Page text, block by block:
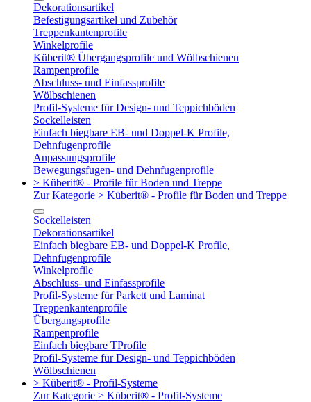
Dekorationsartikel
Befestigungsartikel und Zubehör
Treppenkantenprofile
Winkelprofile
Küberit® Übergangsprofile und Wölbschienen
Rampenprofile
Abschluss- und Einfassprofile
Wölbschienen
Profil-Systeme für Design- und Teppichböden
Sockelleisten
Einfach biegbare EB- und Doppel-K Profile,
Dehnfugenprofile
Anpassungsprofile
Bewegungsfugen- und Dehnfugenprofile
> Küberit® - Profile für Boden und Treppe
Zur Kategorie > Küberit® - Profile für Boden und Treppe
Sockelleisten
Dekorationsartikel
Einfach biegbare EB- und Doppel-K Profile,
Dehnfugenprofile
Winkelprofile
Abschluss- und Einfassprofile
Profil-Systeme für Parkett und Laminat
Treppenkantenprofile
Übergangsprofile
Rampenprofile
Einfach biegbare TProfile
Profil-Systeme für Design- und Teppichböden
Wölbschienen
> Küberit® - Profil-Systeme
Zur Kategorie > Küberit® - Profil-Systeme